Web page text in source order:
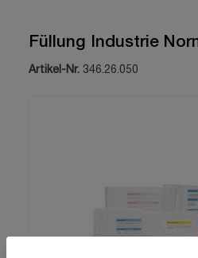
Füllung Industrie
Artikel-Nr. 346.26.050